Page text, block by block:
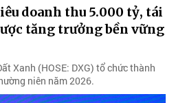
doanh thu 5.000 tỷ, tái
tăng trưởng bền vững
Xanh (HOSE: DXG) tổ chức thành
niên năm 2026.